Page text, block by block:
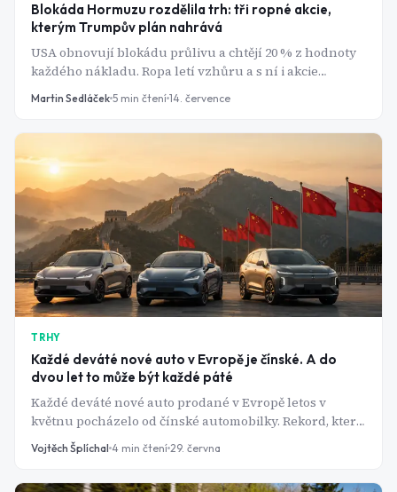
Blokáda Hormuzu rozdělila trh: tři ropné akcie,
kterým Trumpův plán nahrává
USA obnovují blokádu průlivu a chtějí 20 % z hodnoty
každého nákladu. Ropa letí vzhůru a s ní i akcie
ExxonMobil, Chevronu a Occidentalu - komu naopak
Martin Sedláček 5 min čtení 14. července
TRHY
Každé deváté nové auto v Evropě je čínské. A do
dvou let to může být každé páté
Každé deváté nové auto prodané v Evropě letos v
květnu pocházelo od čínské automobilky. Rekord, který
nikdo nečekal tak brzy - a JPMorgan říká, že do dvou let
budou mít Číňané každé páté.
Vojtěch Šplíchal 4 min čtení 29. června